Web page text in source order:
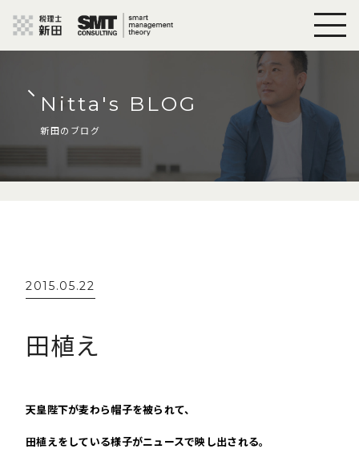
Nitta's BLOG
新田のブログ
2015.05.22
田植え
天皇陛下が麦わら帽子を被られて、
田植えをしている様子がニュースで映し出される。